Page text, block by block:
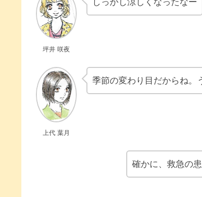
坪井 咲夜
上代 葉月
季節の変わり目だからね。
確かに、救急の